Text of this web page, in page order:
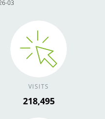
03
VISITS
256,312